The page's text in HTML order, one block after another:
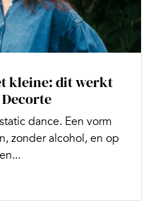
kleine: dit werkt
dance. Een vorm
zonder alcohol, en op